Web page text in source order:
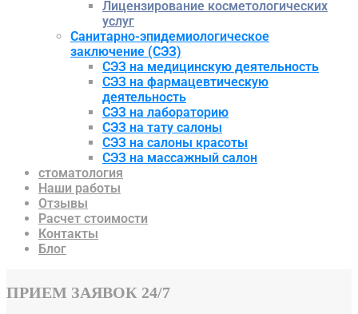
Лицензирование косметологических
услуг
Санитарно-эпидемиологическое
заключение (СЭЗ)
СЭЗ на медицинскую деятельность
СЭЗ на фармацевтическую
деятельность
СЭЗ на лабораторию
СЭЗ на тату салоны
СЭЗ на салоны красоты
СЭЗ на массажный салон
стоматология
Наши работы
Отзывы
Расчет стоимости
Контакты
Блог
ПРИЕМ ЗАЯВОК 24/7